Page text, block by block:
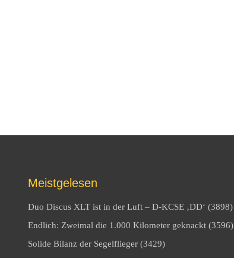
Meistgelesen
Duo Discus XLT ist in der Luft – D-KCSE ‚DD‘ (3898)
Endlich: Zweimal die 1.000 Kilometer geknackt (3596)
Solide Bilanz der Segelflieger (3429)